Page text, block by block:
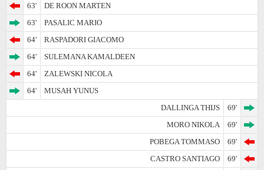
63'
DE ROON MARTEN
63'
PASALIC MARIO
64'
RASPADORI GIACOMO
64'
SULEMANA KAMALDEEN
64'
ZALEWSKI NICOLA
64'
MUSAH YUNUS
DALLINGA THIJS
69'
MORO NIKOLA
69'
POBEGA TOMMASO
69'
CASTRO SANTIAGO
69'